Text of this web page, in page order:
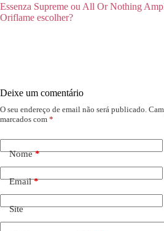
Essenza Supreme ou All Or Nothing
Oriflame escolher?
Deixe um comentário
O seu endereço de email não será publicado.
marcados com *
Nome*
Email*
Site